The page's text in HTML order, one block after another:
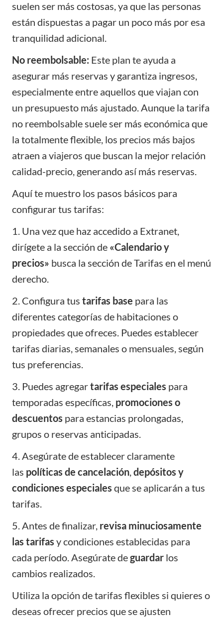
suelen ser más costosas, ya que las personas
están dispuestas a pagar un poco más por esa
tranquilidad adicional.
No reembolsable: Este plan te ayuda a
asegurar más reservas y garantiza ingresos,
especialmente entre aquellos que viajan con
un presupuesto más ajustado. Aunque la tarifa
no reembolsable suele ser más económica que
la totalmente flexible, los precios más bajos
atraen a viajeros que buscan la mejor relación
calidad-precio, generando así más reservas.
Aquí te muestro los pasos básicos para
configurar tus tarifas:
1. Una vez que haz accedido a Extranet,
dirígete a la sección de «Calendario y
precios» busca la sección de Tarifas en el menú
derecho.
2. Configura tus tarifas base para las
diferentes categorías de habitaciones o
propiedades que ofreces. Puedes establecer
tarifas diarias, semanales o mensuales, según
tus preferencias.
3. Puedes agregartarifas especiales para
temporadas específicas, promociones o
descuentos para estancias prolongadas,
grupos o reservas anticipadas.
4. Asegúrate de establecer claramente
las políticas de cancelación,depósitos y
condiciones especiales que se aplicarán a tus
tarifas.
5. Antes de finalizar, revisa minuciosamente
las tarifas y condiciones establecidas para
cada período. Asegúrate deguardar los
cambios realizados.
Utiliza la opción de tarifas flexibles si quieres o
deseas ofrecer precios que se ajusten